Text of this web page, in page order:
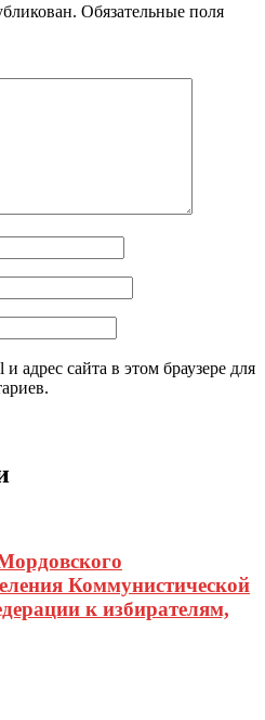
Обязательные поля
адрес сайта в этом браузере для
Коммунистической
к избирателям,